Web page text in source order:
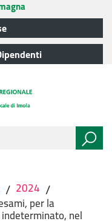
/ 2024 /
per la
nel